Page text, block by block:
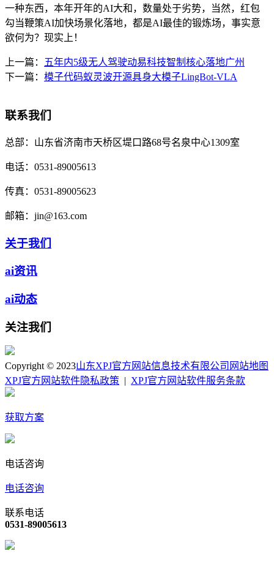
一种东西，本年开年的AI大和，数量处于劣势，当然，红包
勾当鞭策AI加快场景化落地，都是AI最佳的锻炼场，事实意
欲何为？现实上！
上一篇： 五年内5级无人驾驶动易科技智制核心落地广州
下一篇： 模子代码蚁灵波开源具身大模子LingBot-VLA
联系我们
总部： 山东省济南市天桥区堤口路68号名泉中心1309室
电话： 0531-89005613
传真： 0531-89005623
邮箱： jin@163.com
关于我们
ai资讯
ai动态
关注我们
Copyright © 2023山东XPJ官方网站信息技术有限公司 网站地图
XPJ官方网站软件隐私政策
XPJ官方网站软件服务条款
获取方案
电话咨询
电话咨询
联系电话
0531-89005613